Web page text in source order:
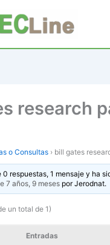
research
o Consultas › bill gates
0 respuestas, 1 mensaje y ha
7 años, 9 mesesporJerodnat.
un total de 1)
Entradas